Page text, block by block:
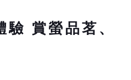
驗 賞螢品茗、